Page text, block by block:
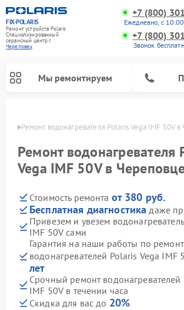
FIX-POLARIS
Ремонт устройств Polaris
Специализированный
cервисный центр г.
Череповец
+7 (800)
Ежедневно, с
+7 (800)
Звонок
Мы ремонтируем
Ремонт водонагревателя Polaris Vega IMF 50V
Ремонт водонагревателя
Vega IMF 50V в
Стоимость ремонта от 380 руб.
Бесплатная диагностика даже
Привезем и увезем
IMF 50V сами
Гарантия на наши работы по
водонагревателей Polaris Vega IMF
лет
Срочный ремонт водонагревателей
IMF 50V в течении часа
Скидка для вас до 20%